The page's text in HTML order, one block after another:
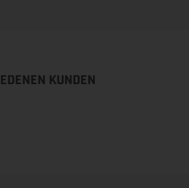
KUNDEN